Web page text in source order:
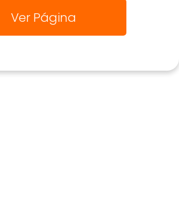
Ver Página